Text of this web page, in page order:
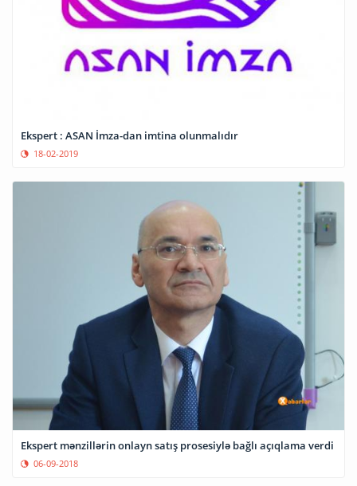
Ekspert : ASAN İmza-dan imtina olunmalıdır
18-02-2019
Ekspert mənzillərin onlayn satış prosesiylə bağlı açıqlama verdi
06-09-2018